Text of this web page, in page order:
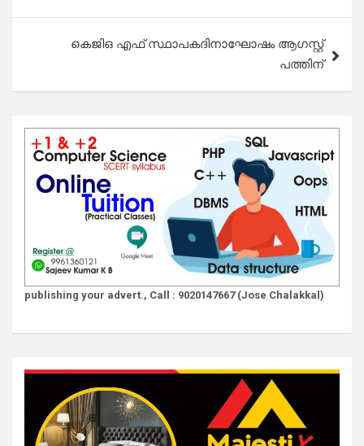
കെജിഒ എഫ് സ്ഥാപകദിനാഘോഷം ആഗസ്റ്റ്
പത്തിന്
publishing your advert., Call : 9020147667 (Jose Chalakkal)